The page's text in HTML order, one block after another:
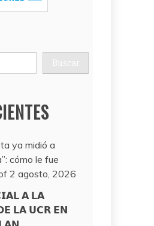
Buscar
ya midió a
cómo le fue
2 agosto, 2026
𝗔 𝗟𝗔
𝗟𝗔 𝗨𝗖𝗥 𝗘𝗡